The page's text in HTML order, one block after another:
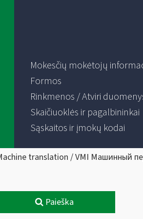
Mokesčių mokėtojų
Formos
Rinkmenos / Atviri
Skaičiuoklės ir pagalbininkai
Sąskaitos ir įmokų kodai
translation / VMI Машинный
Paieška